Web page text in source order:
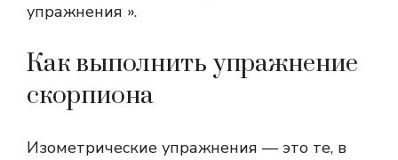
упражнения ».
Как выполнить упражнение
скорпиона
Изометрические упражнения — это те, в